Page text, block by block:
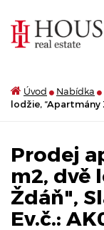
Úvod Nabídka
lodžie, “Apartmány
Prodej
m2, dvě
Ždáň",
Ev.č.: